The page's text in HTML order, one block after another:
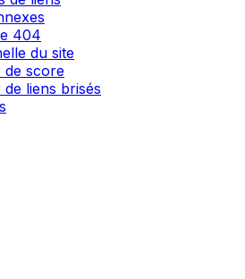
404
du site
de score
liens brisés